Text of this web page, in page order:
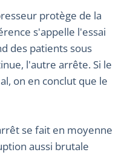
s'appelle l'essai
des patients sous
l'autre arrête. Si le
on en conclut que le
se fait en moyenne
aussi brutale